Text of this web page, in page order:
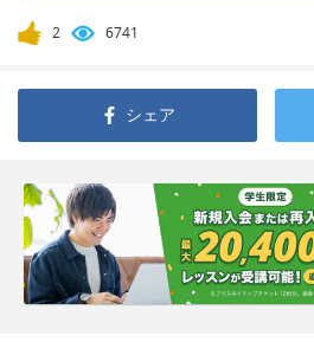
2 6741
シェア